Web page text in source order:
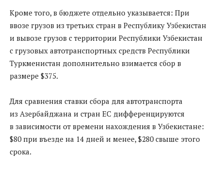
Кроме того, в бюджете отдельно указывается: При
ввозе грузов из третьих стран в Республику Узбекистан
и вывозе грузов с территории Республики Узбекистан
с грузовых автотранспортных средств Республики
Туркменистан дополнительно взимается сбор в
размере $375.
Для сравнения ставки сбора для автотранспорта
из Азербайджана и стран ЕС дифференцируются
в зависимости от времени нахождения в Узбекистане:
$80 при въезде на 14 дней и менее, $280 свыше этого
срока.